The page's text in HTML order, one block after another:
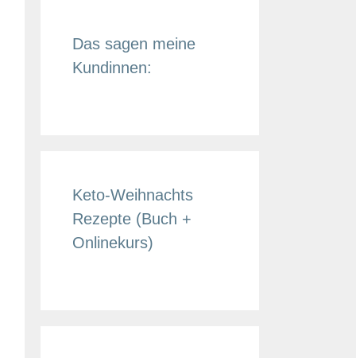
Das sagen meine
Kundinnen:
Keto-Weihnachts
Rezepte (Buch +
Onlinekurs)